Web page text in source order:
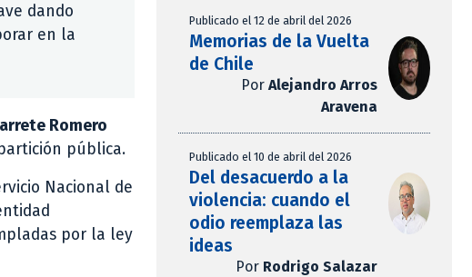
dando
en la
Romero
pública.
Nacional de
por la ley
Publicado el 12 de abril del 2026
Memorias de la Vuelta
de Chile
Por Alejandro Arros
Aravena
Publicado el 10 de abril del 2026
Del desacuerdo a la
violencia: cuando el
odio reemplaza las
ideas
Por Rodrigo Salazar